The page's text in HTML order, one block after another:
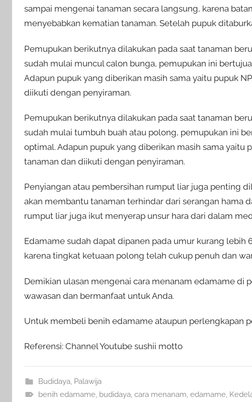
sampai mengenai tanaman secara langsung, karena
menyebabkan kematian tanaman. Setelah pupuk
Pemupukan berikutnya dilakukan pada saat tanaman
sudah mulai muncul calon bunga, pemupukan ini
Adapun pupuk yang diberikan masih sama yaitu pupuk
diikuti dengan penyiraman.
Pemupukan berikutnya dilakukan pada saat tanaman
sudah mulai tumbuh buah atau polong, pemupukan ini
optimal. Adapun pupuk yang diberikan masih sama yaitu
tanaman dan diikuti dengan penyiraman.
Penyiangan atau pembersihan rumput liar juga penting
akan membantu tanaman terhindar dari serangan hama
rumput liar juga ikut menyerap unsur hara dari dalam
Edamame sudah dapat dipanen pada umur kurang lebih
karena tingkat ketuaan polong telah cukup penuh dan
Demikian ulasan mengenai cara menanam edamame di
wawasan dan bermanfaat untuk Anda.
Untuk membeli benih edamame ataupun perlengkapan
Referensi: Channel Youtube sushii motto
Budidaya, Palawija
benih edamame, budidaya, cara menanam, edamame,